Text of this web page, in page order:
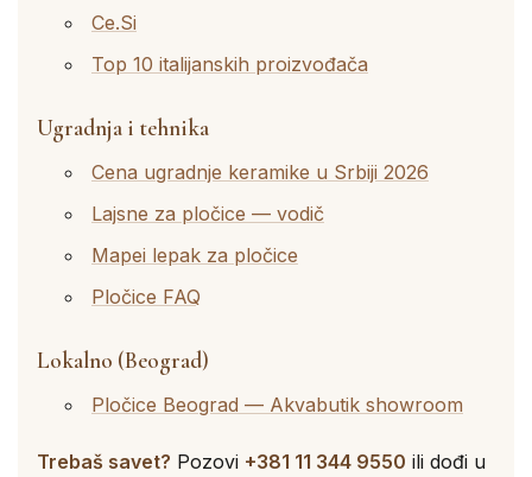
Ce.Si
Top 10 italijanskih proizvođača
Ugradnja i tehnika
Cena ugradnje keramike u Srbiji 2026
Lajsne za pločice — vodič
Mapei lepak za pločice
Pločice FAQ
Lokalno (Beograd)
Pločice Beograd — Akvabutik showroom
Trebaš savet? Pozovi +381 11 344 9550 ili dođi u